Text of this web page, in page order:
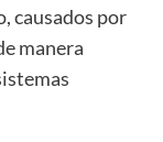
causados por
manera